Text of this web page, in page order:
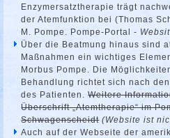
Enzymersatztherapie trägt
der Atemfunktion bei (Thomas
M. Pompe. Pompe-Portal -
Über die Beatmung hinaus sind
Maßnahmen ein wichtiges
Morbus Pompe. Die
Behandlung richtet sich nach
des Patienten.Weitere
Überschrift „Atemtherapie“ im
Schwagenscheidt (Website ist
Auch auf der Webseite der